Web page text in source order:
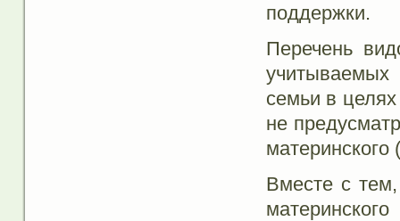
поддержки.
Перечень
семьи в
не
материнского
Вместе с